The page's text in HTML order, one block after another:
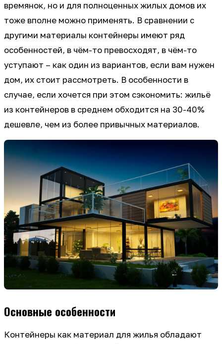
времянок, но и для полноценных жилых домов их
тоже вполне можно применять. В сравнении с
другими материалы контейнеры имеют ряд
особенностей, в чём-то превосходят, в чём-то
уступают – как один из вариантов, если вам нужен
дом, их стоит рассмотреть. В особенности в
случае, если хочется при этом сэкономить: жильё
из контейнеров в среднем обходится на 30-40%
дешевле, чем из более привычных материалов.
Основные особенности
Контейнеры как материал для жилья обладают